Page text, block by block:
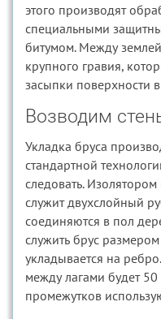
этого производят
специальными
битумом. Между
крупного гравия,
засыпки поверхности
Возводим
Укладка бруса
стандартной
следовать.
служит двухслойный
соединяются в пол
служить брус
укладывается на
между лагами будет
промежутков